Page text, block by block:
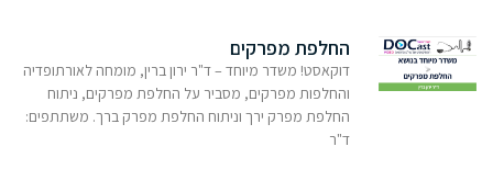
החלפת מפרקים
דוקאסט! משדר מיוחד – ד"ר ירון ברין, מומחה לאורתופדיה
והחלפות מפרקים, מסביר על החלפת מפרקים, ניתוח
החלפת מפרק ירך וניתוח החלפת מפרק ברך. משתתפים:
ד"ר